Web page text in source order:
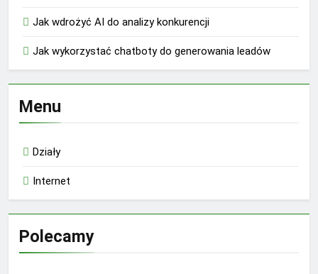
Jak wdrożyć AI do analizy konkurencji
Jak wykorzystać chatboty do generowania leadów
Menu
Działy
Internet
Polecamy